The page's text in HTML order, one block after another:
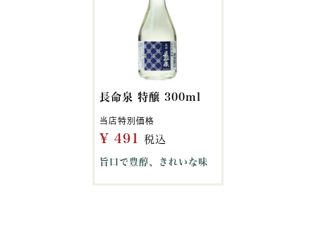
長命泉 特醸 300ml
当店特別価格
¥ 491 税込
旨口で豊醇、きれいな味